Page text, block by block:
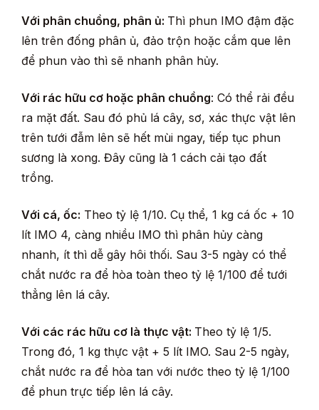
Với phân chuồng, phân ủ: Thì phun IMO đậm đặc
lên trên đống phân ủ, đảo trộn hoặc cắm que lên
để phun vào thì sẽ nhanh phân hủy.
Với rác hữu cơ hoặc phân chuồng: Có thể rải đều
ra mặt đất. Sau đó phủ lá cây, sơ, xác thực vật lên
trên tưới đẫm lên sẽ hết mùi ngay, tiếp tục phun
sương là xong. Đây cũng là 1 cách cải tạo đất
trồng.
Với cá, ốc: Theo tỷ lệ 1/10. Cụ thể, 1 kg cá ốc + 10
lít IMO 4, càng nhiều IMO thì phân hủy càng
nhanh, ít thì dễ gây hôi thối. Sau 3-5 ngày có thể
chắt nước ra để hòa toàn theo tỷ lệ 1/100 để tưới
thẳng lên lá cây.
Với các rác hữu cơ là thực vật: Theo tỷ lệ 1/5.
Trong đó, 1 kg thực vật + 5 lít IMO. Sau 2-5 ngày,
chắt nước ra để hòa tan với nước theo tỷ lệ 1/100
để phun trực tiếp lên lá cây.